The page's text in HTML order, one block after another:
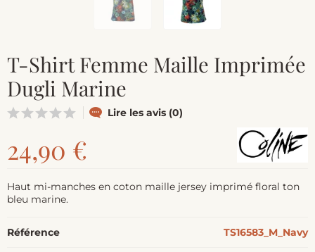
T-Shirt Femme Maille Imprimée
Dugli Marine
Lire les avis (0)
24,90 €
Haut mi-manches en coton maille jersey imprimé floral ton
bleu marine.
Référence TS16583_M_Navy